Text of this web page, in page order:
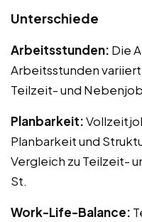
Unterschiede
Arbeitsstunden: Die
Arbeitsstunden
Teilzeit- und
Planbarkeit:
Planbarkeit und
Vergleich zu Teilzeit-
St.
Work-Life-Balance: